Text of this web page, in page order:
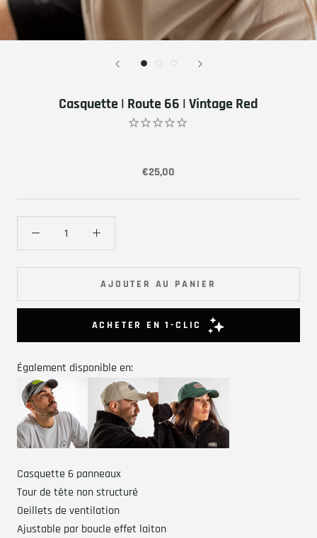
Casquette | Route 66 | Vintage Red
€25,00
AJOUTER AU PANIER
Également disponible en:
Casquette 6 panneaux
Tour de tête non structuré
Oeillets de ventilation
Ajustable par boucle effet laiton